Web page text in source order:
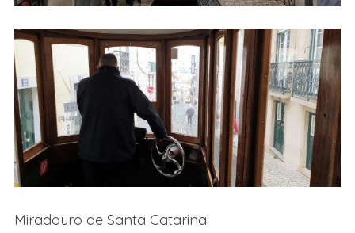
Miradouro de Santa Catarina